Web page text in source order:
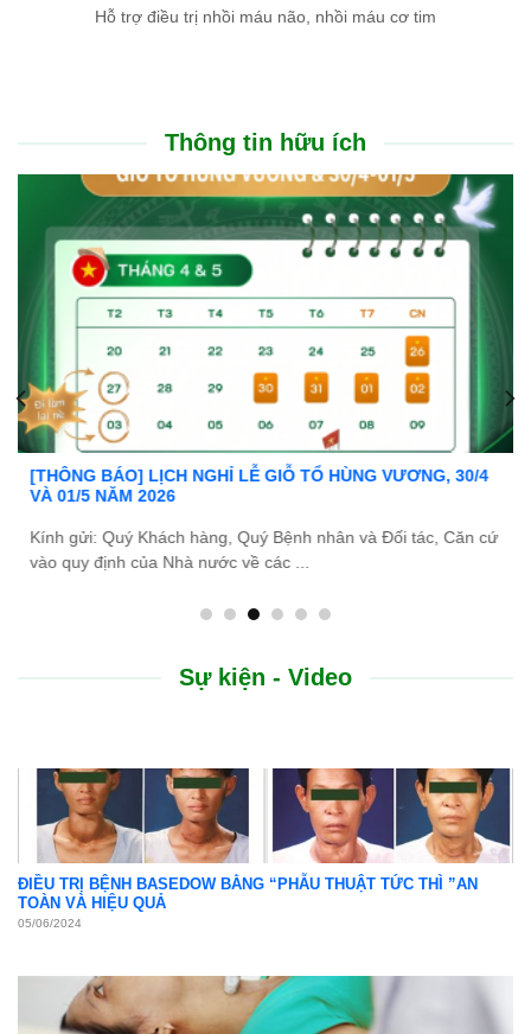
Hỗ trợ điều trị nhồi máu não, nhồi máu cơ tim
Thông tin hữu ích
30/4
cứ
Ưu đãi đặc biệt: Khám chữa bệnh áp dụng BHYT
do thiên tai lũ lụt, Bệnh viện Bình Dân ...
Sự kiện - Video
ĐIỀU TRỊ BỆNH BASEDOW BẰNG “PHẪU THUẬT TỨC THÌ ”AN
TOÀN VÀ HIỆU QUẢ
05/06/2024